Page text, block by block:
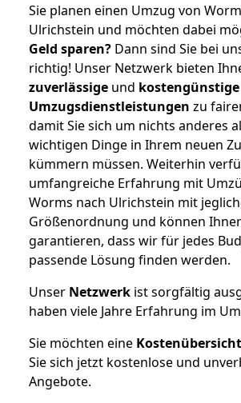
Sie planen einen Umzug von
Ulrichstein und möchten dabei
Geld sparen? Dann sind Sie bei
richtig! Unser Netzwerk bieten
zuverlässige und kostengünstige
Umzugsdienstleistungen zu
damit Sie sich um nichts anderes
wichtigen Dinge in Ihrem neuen
kümmern müssen. Weiterhin
umfangreiche Erfahrung mit
Worms nach Ulrichstein mit
Größenordnung und können
garantieren, dass wir für jedes
passende Lösung finden werden.
Unser Netzwerk ist sorgfältig
haben viele Jahre Erfahrung im
Sie möchten eine
Sie sich jetzt kostenlose und
Angebote.